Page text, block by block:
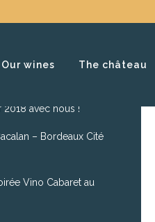
Our wines The château
2018 avec nous !
– Bordeaux Cité
Vino Cabaret au